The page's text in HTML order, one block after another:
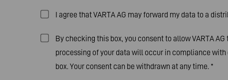
I agree that VARTA AG may forward my data to a
By checking this box, you consent to allow VARTA
processing of your data will occur in compliance with
box. Your consent can be withdrawn at any time. *